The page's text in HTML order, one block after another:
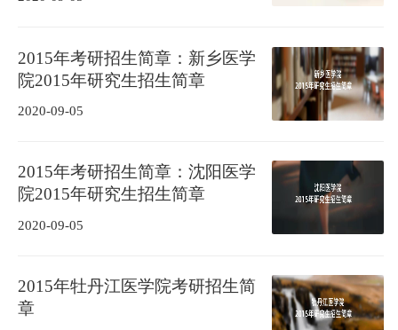
2015年考研招生简章：新乡医学
院2015年研究生招生简章
2020-09-05
2015年考研招生简章：沈阳医学
院2015年研究生招生简章
2020-09-05
2015年牡丹江医学院考研招生简
章